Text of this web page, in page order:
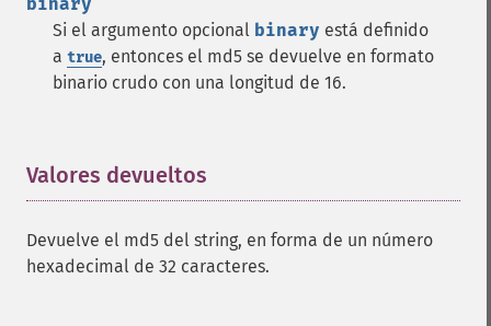
Si el argumento opcional binary está definido
a true, entonces el md5 se devuelve en formato
binario crudo con una longitud de 16.
Valores devueltos
Devuelve el md5 del string, en forma de un número
hexadecimal de 32 caracteres.